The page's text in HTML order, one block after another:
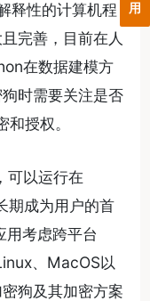
释性的计算机程
完善，目前在人
在数据建模方
时需要关注是否
授权。
可以运行在
成为用户的首
考虑跨平台
、MacOS以
狗及其加密方案
用